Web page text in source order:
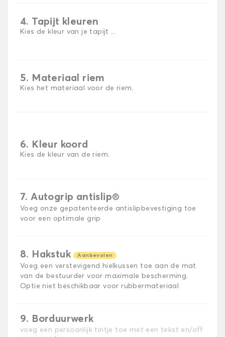
4. Tapijt kleuren
Kies de kleur van je tapijt ..
5. Materiaal riem
Kies het materiaal voor de riem.
6. Kleur koord
Kies de kleur van de riem.
7. Autogrip antislip®
Voeg onze gepatenteerde antislipbevestiging toe
voor een optimale grip
8. Hakstuk Aanbevolen
Voeg een verstevigend hielkussen toe aan de mat
van de bestuurder voor maximale bescherming.
Optie niet beschikbaar voor rubbermateriaal
9. Borduurwerk
voeg een persoonlijk tintje toe met een tekst en/off